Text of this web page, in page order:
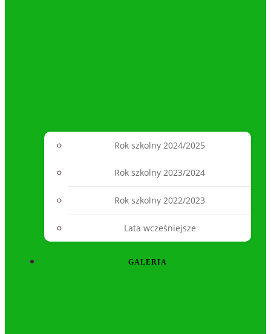
Rok szkolny 2024/2025
Rok szkolny 2023/2024
Rok szkolny 2022/2023
Lata wcześniejsze
GALERIA